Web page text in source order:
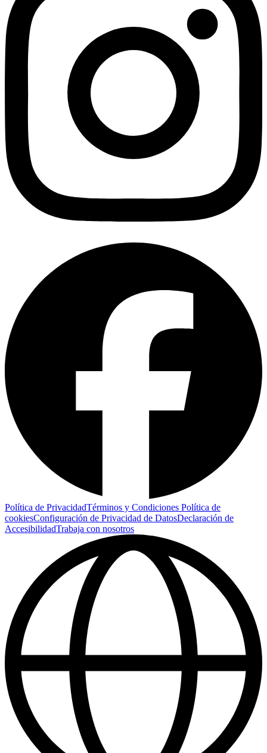
Política de PrivacidadTérminos y Condiciones Política de
cookiesConfiguración de Privacidad de DatosDeclaración de
AccesibilidadTrabaja con nosotros